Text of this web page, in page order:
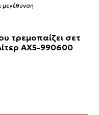
μεγέθυνση
τρεμοπαίζει σετ
AX5-990600